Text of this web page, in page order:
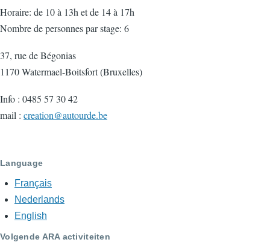
Horaire: de 10 à 13h et de 14 à 17h
Nombre de personnes par stage: 6
37, rue de Bégonias
1170 Watermael-Boitsfort (Bruxelles)
Info : 0485 57 30 42
mail : creation@autourde.be
Language
Français
Nederlands
English
Volgende ARA activiteiten